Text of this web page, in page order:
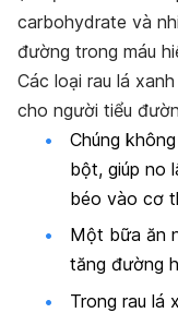
carbohydrate và
đường trong máu
Các loại rau lá
cho người tiểu
Chúng
bột, giúp no
béo vào cơ
Một bữa ăn
tăng đường
Trong rau lá